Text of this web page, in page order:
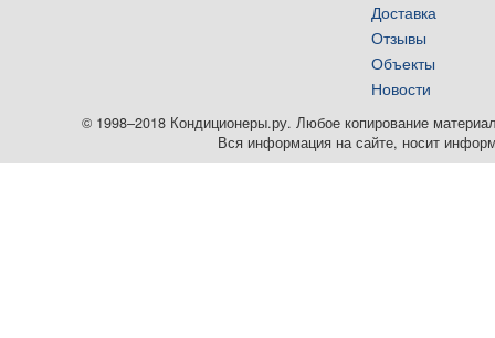
Доставка
Отзывы
Объекты
Новости
© 1998–2018 Кондиционеры.ру. Любое копирование
Вся информация на сайте, носит